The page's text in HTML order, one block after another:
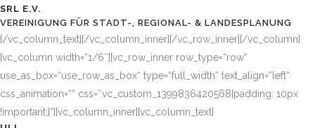
SRL E.V.
VEREINIGUNG FÜR STADT-, REGIONAL- & LANDESPLANUNG
[/vc_column_text][/vc_column_inner][/vc_row_inner][/vc_column]
[vc_column width=“1/6″][vc_row_inner row_type=“row“
use_as_box=“use_row_as_box“ type=“full_width“ text_align=“left“
css_animation=““ css=“.vc_custom_1399836420568{padding: 10px
!important;}“][vc_column_inner][vc_column_text]